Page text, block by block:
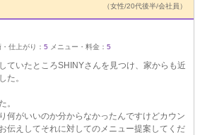
（女性/20代後半/会社員）
仕上がり： 5 メニュー・料金： 5
ていたところSHINYさんを見つけ、家からも近
た。
。
何がいいのか分からなかったんですけどカウン
伝えしてそれに対してのメニュー提案してくだ